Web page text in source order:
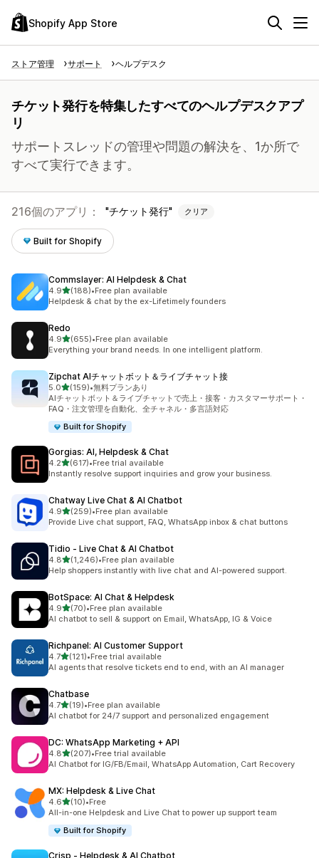
Shopify App Store
ストア管理 サポート ヘルプデスク
チケット発行を特集したすべてのヘルプデスクアプ
リ
サポートスレッドの管理や問題の解決を、1か所で
すべて実行できます。
216個のアプリ： チケット発行 クリア
Built for Shopify
Commslayer: AI Helpdesk & Chat
4.95つ星中
(188)
合計レビュー数：188件
•Free plan available
Helpdesk & chat by the ex-Lifetimely founders
Redo
4.95つ星中
(655)
合計レビュー数：655件
•Free plan available
Everything your brand needs. In one intelligent platform.
Zipchat AIチャットボット＆ライブチャット接
5.05つ星中
(159)
合計レビュー数：159件
•無料プランあり
AIチャットボット＆ライブチャットで売上・接客・カスタマーサポート・
FAQ・注文管理を自動化、全チャネル・多言語対応
Built for Shopify
Gorgias: AI, Helpdesk & Chat
4.25つ星中
(617)
合計レビュー数：617件
•Free trial available
Instantly resolve support inquiries and grow your business.
Chatway Live Chat & AI Chatbot
4.95つ星中
(259)
合計レビュー数：259件
•Free plan available
Provide Live chat support, FAQ, WhatsApp inbox & chat buttons
Tidio ‑ Live Chat & AI Chatbot
4.85つ星中
(1,246)
合計レビュー数：1246件
•Free plan available
Help shoppers instantly with live chat and AI-powered support.
BotSpace: AI Chat & Helpdesk
4.95つ星中
(70)
合計レビュー数：70件
•Free plan available
AI chatbot to sell & support on Email, WhatsApp, IG & Voice
Richpanel: AI Customer Support
4.75つ星中
(121)
合計レビュー数：121件
•Free trial available
AI agents that resolve tickets end to end, with an AI manager
Chatbase
4.75つ星中
(19)
合計レビュー数：19件
•Free plan available
AI chatbot for 24/7 support and personalized engagement
DC: WhatsApp Marketing + API
4.85つ星中
(207)
合計レビュー数：207件
•Free trial available
AI Chatbot for IG/FB/Email, WhatsApp Automation, Cart Recovery
MX: Helpdesk & Live Chat
4.65つ星中
(10)
合計レビュー数：10件
•Free
All-in-one Helpdesk and Live Chat to power up support team
Built for Shopify
Crisp ‑ Helpdesk & AI Chatbot